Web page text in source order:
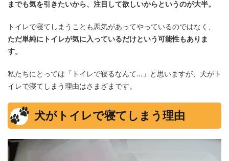
までも気を引きたいから、注目して欲しいからというのが大半。
トイレで寝てしまうことも悪気があってやっているのではなく、
ただ単純にトイレが気に入っているだけという可能性もありま
す。
私たちにとっては「トイレで寝るなんて…」と思いますが、犬がト
イレで寝てしまう理由はさまざまです。
犬がトイレで寝てしまう理由